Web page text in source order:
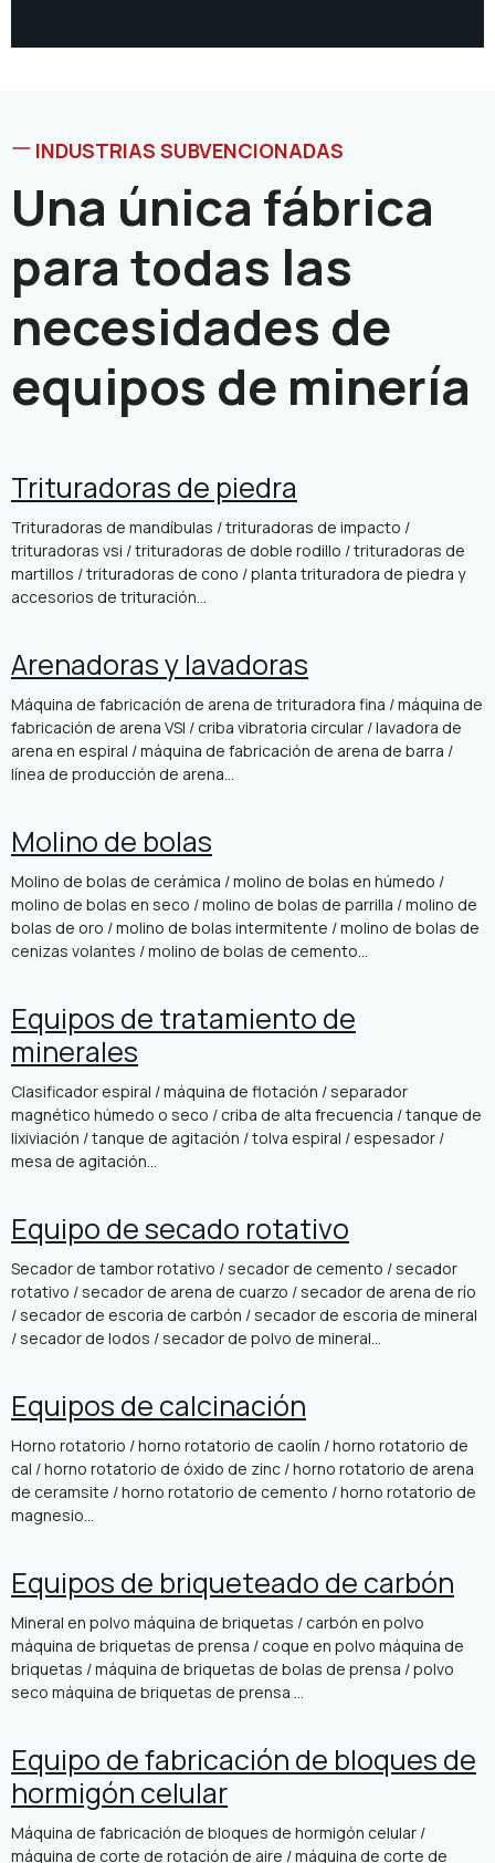
INDUSTRIAS SUBVENCIONADAS
Una única fábrica
para todas las
necesidades de
equipos de minería
Trituradoras de piedra
Trituradoras de mandíbulas / trituradoras de impacto /
trituradoras vsi / trituradoras de doble rodillo / trituradoras de
martillos / trituradoras de cono / planta trituradora de piedra y
accesorios de trituración...
Arenadoras y lavadoras
Máquina de fabricación de arena de trituradora fina / máquina de
fabricación de arena VSI / criba vibratoria circular / lavadora de
arena en espiral / máquina de fabricación de arena de barra /
línea de producción de arena...
Molino de bolas
Molino de bolas de cerámica / molino de bolas en húmedo /
molino de bolas en seco / molino de bolas de parrilla / molino de
bolas de oro / molino de bolas intermitente / molino de bolas de
cenizas volantes / molino de bolas de cemento...
Equipos de tratamiento de
minerales
Clasificador espiral / máquina de flotación / separador
magnético húmedo o seco / criba de alta frecuencia / tanque de
lixiviación / tanque de agitación / tolva espiral / espesador /
mesa de agitación...
Equipo de secado rotativo
Secador de tambor rotativo / secador de cemento / secador
rotativo / secador de arena de cuarzo / secador de arena de río
/ secador de escoria de carbón / secador de escoria de mineral
/ secador de lodos / secador de polvo de mineral...
Equipos de calcinación
Horno rotatorio / horno rotatorio de caolín / horno rotatorio de
cal / horno rotatorio de óxido de zinc / horno rotatorio de arena
de ceramsite / horno rotatorio de cemento / horno rotatorio de
magnesio...
Equipos de briqueteado de carbón
Mineral en polvo máquina de briquetas / carbón en polvo
máquina de briquetas de prensa / coque en polvo máquina de
briquetas / máquina de briquetas de bolas de prensa / polvo
seco máquina de briquetas de prensa ...
Equipo de fabricación de bloques de
hormigón celular
Máquina de fabricación de bloques de hormigón celular /
máquina de corte de rotación de aire / máquina de corte de